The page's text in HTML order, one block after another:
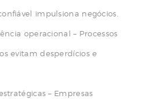
impulsiona negócios.
operacional – Processos
evitam desperdícios e
– Empresas